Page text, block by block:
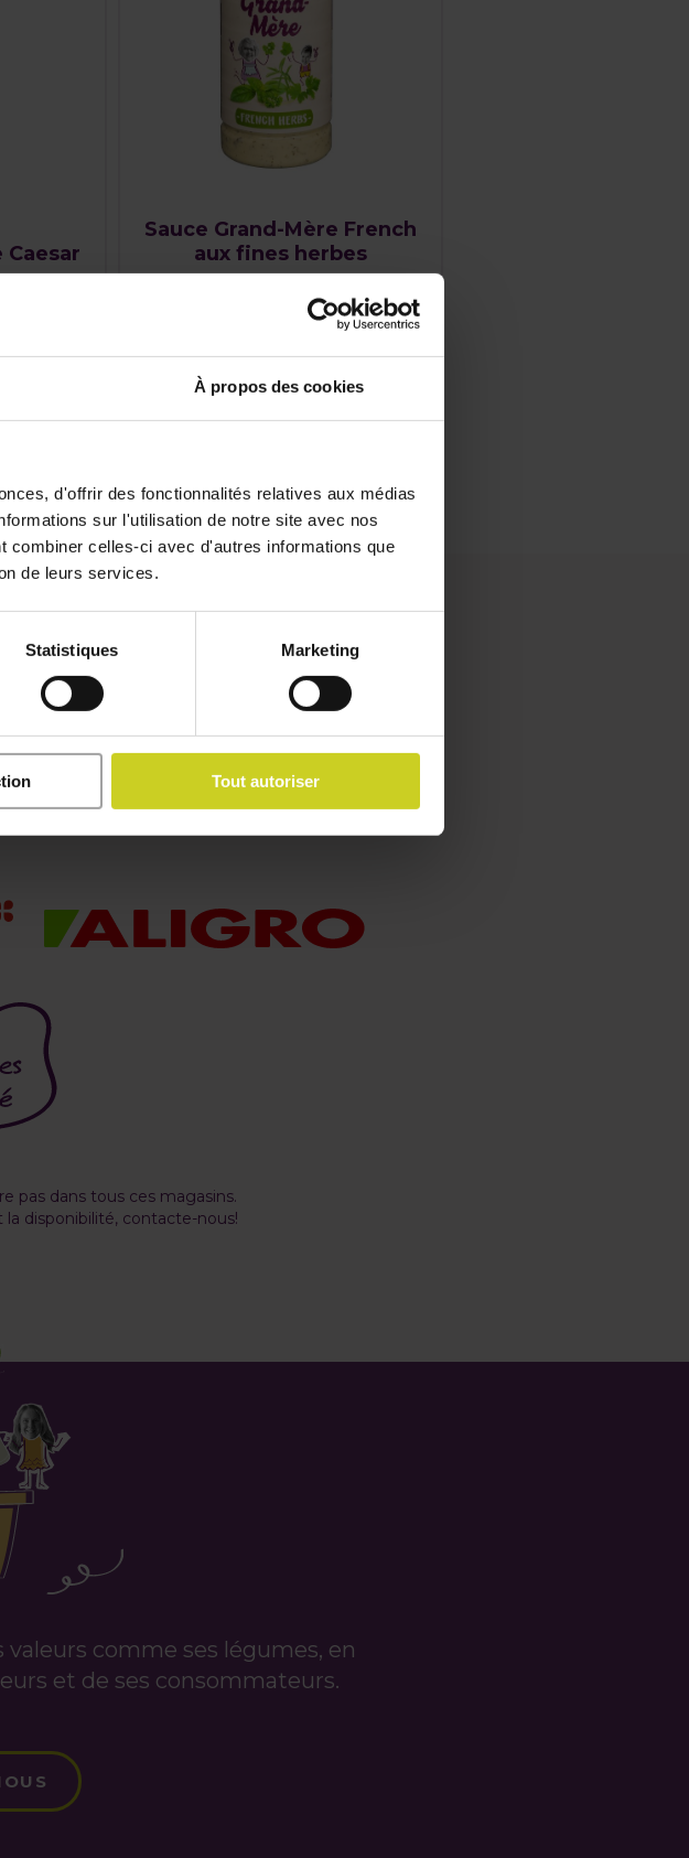
À propos des cookies
d'offrir des fonctionnalités relatives aux médias
sur l'utilisation de notre site avec nos
combiner celles-ci avec d'autres informations que
de leurs services.
Statistiques Marketing
Tout autoriser
Caesar
Sauce Grand-Mère French
aux fines herbes
jamais loin de chez toi.
pas dans tous ces magasins.
la disponibilité, contacte-nous!
comme ses légumes, en
et de ses consommateurs.